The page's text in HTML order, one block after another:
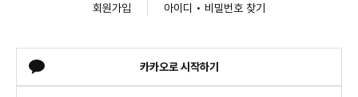
회원가입 아이디 • 비밀번호 찾기
카카오로 시작하기